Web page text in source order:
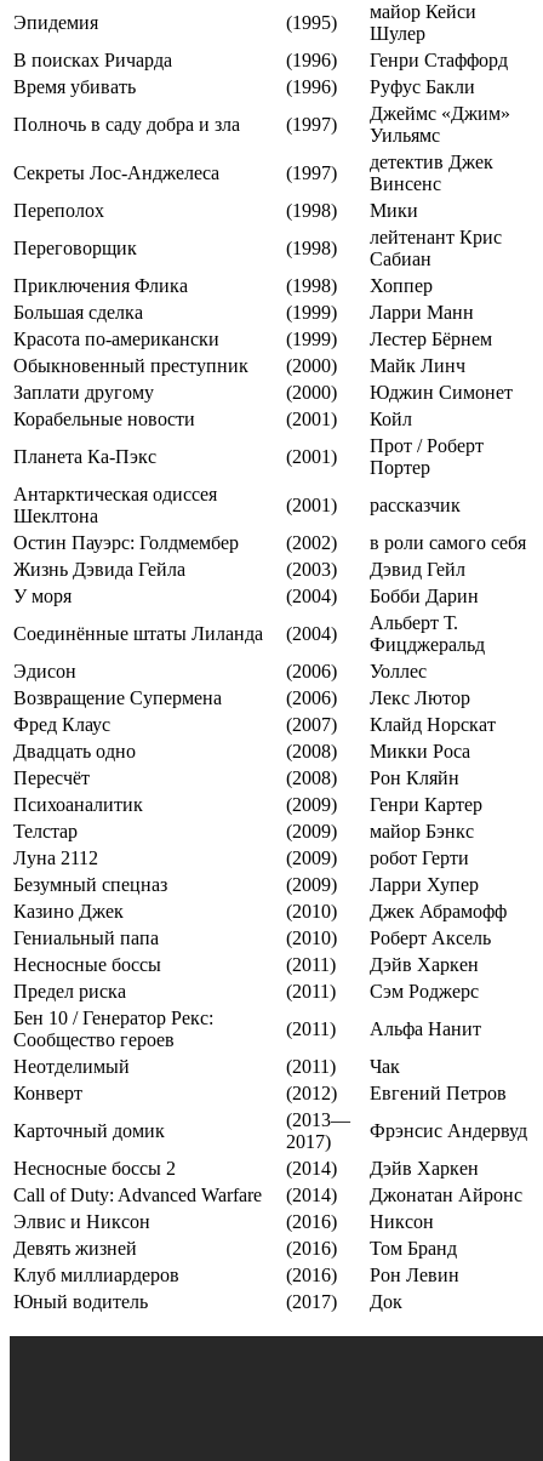
Эпидемия
(1995)
майор Кейси
Шулер
В поисках Ричарда
(1996)
Генри Стаффорд
Время убивать
(1996)
Руфус Бакли
Полночь в саду добра и зла
(1997)
Джеймс «Джим»
Уильямс
Секреты Лос-Анджелеса
(1997)
детектив Джек
Винсенс
Переполох
(1998)
Мики
Переговорщик
(1998)
лейтенант Крис
Сабиан
Приключения Флика
(1998)
Хоппер
Большая сделка
(1999)
Ларри Манн
Красота по-американски
(1999)
Лестер Бёрнем
Обыкновенный преступник
(2000)
Майк Линч
Заплати другому
(2000)
Юджин Симонет
Корабельные новости
(2001)
Койл
Планета Ка-Пэкс
(2001)
Прот / Роберт
Портер
Антарктическая одиссея
Шеклтона
(2001)
рассказчик
Остин Пауэрс: Голдмембер
(2002)
в роли самого себя
Жизнь Дэвида Гейла
(2003)
Дэвид Гейл
У моря
(2004)
Бобби Дарин
Соединённые штаты Лиланда
(2004)
Альберт Т.
Фицджеральд
Эдисон
(2006)
Уоллес
Возвращение Супермена
(2006)
Лекс Лютор
Фред Клаус
(2007)
Клайд Норскат
Двадцать одно
(2008)
Микки Роса
Пересчёт
(2008)
Рон Кляйн
Психоаналитик
(2009)
Генри Картер
Телстар
(2009)
майор Бэнкс
Луна 2112
(2009)
робот Герти
Безумный спецназ
(2009)
Ларри Хупер
Казино Джек
(2010)
Джек Абрамофф
Гениальный папа
(2010)
Роберт Аксель
Несносные боссы
(2011)
Дэйв Харкен
Предел риска
(2011)
Сэм Роджерс
Бен 10 / Генератор Рекс:
Сообщество героев
(2011)
Альфа Нанит
Неотделимый
(2011)
Чак
Конверт
(2012)
Евгений Петров
Карточный домик
(2013—
2017)
Фрэнсис Андервуд
Несносные боссы 2
(2014)
Дэйв Харкен
Call of Duty: Advanced Warfare
(2014)
Джонатан Айронс
Элвис и Никсон
(2016)
Никсон
Девять жизней
(2016)
Том Бранд
Клуб миллиардеров
(2016)
Рон Левин
Юный водитель
(2017) Док